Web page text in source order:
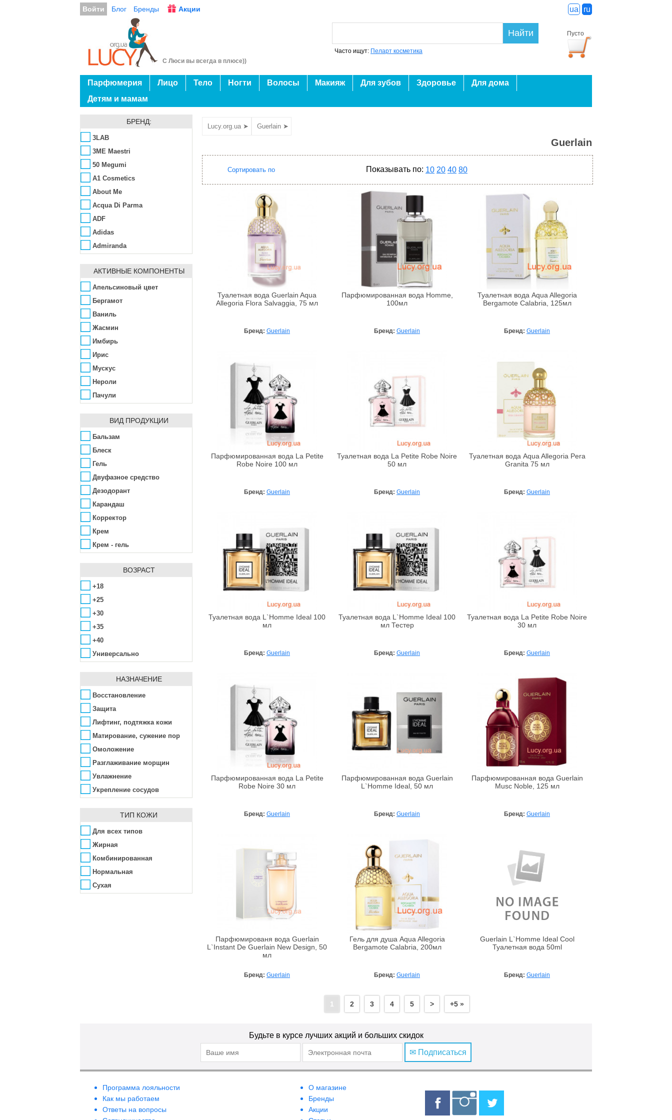
Войти Блог Бренды Акции ua ru
С Люси вы всегда в плюсе))
Пусто
Найти
Часто ищут: Пеларт косметика
Парфюмерия Лицо Тело Ногти Волосы Макияж Для зубов Здоровье
Для дома
Детям и мамам
БРЕНД:
3LAB
3ME Maestri
50 Megumi
A1 Cosmetics
About Me
Acqua Di Parma
ADF
Adidas
Admiranda
Affinity Bay
Agent Provocateur
Ahava
Ainhoa
Alba Botanica
Alfred Dunhill
ALG&SPA
Algologie
Algotherm
Alissa Beauté
AlmaWin
Alpen Dent
Alta Moda
Alter Heideschafer
Amazscent
Ambra
Amouage
Anacis
Angel Schlesser
Anna Lotan
Annick Goutal
Antonio Banderas
ApaCare
Aramis
Archon Vitamin Corporation
Arcocere
Argital
Arkana
Armand Basi
Ascania
Aubrey
Avalon Organics
Awesome Colors
Azzaro
Babe Laboratorios
Bademeisterei
Badgley Mischka
Baldessarini
BeautyHall
Benton
Bheyse
Bio-Logical
АКТИВНЫЕ КОМПОНЕНТЫ
Апельсиновый цвет
Бергамот
Ваниль
Жасмин
Имбирь
Ирис
Мускус
Нероли
Пачули
СпецииВИД ПРОДУКЦИИ
Бальзам
Блеск
Гель
Двуфазное средство
Дезодорант
Карандаш
Корректор
Крем
Крем - гель
Основа
Парфюмированная вода
Подводка
Помада
Пудра
Пудровые румяна
Сыворотка
Тени
Тональный крем
Туалетная вода
Тушь
Флюид
ВОЗРАСТ
+18
+25
+30
+35
+40
Универсально
НАЗНАЧЕНИЕ
Восстановление
Защита
Лифтинг, подтяжка кожи
Матирование, сужение пор
Омоложение
Разглаживание морщин
Увлажнение
Укрепление сосудов
ТИП КОЖИ
Для всех типов
Жирная
Комбинированная
Нормальная
Сухая
Lucy.org.ua ➤ Guerlain ➤
Guerlain
Сортировать по Показывать по: 10 20 40 80
Туалетная вода Guerlain Aqua
Allegoria Flora Salvaggia, 75 мл
Бренд: Guerlain
Парфюмированная вода Homme,
100мл
Бренд: Guerlain
Туалетная вода Aqua Allegoria
Bergamote Calabria, 125мл
Бренд: Guerlain
Парфюмированная вода La Petite
Robe Noire 100 мл
Бренд: Guerlain
Туалетная вода La Petite Robe Noire
50 мл
Бренд: Guerlain
Туалетная вода Aqua Allegoria Pera
Granita 75 мл
Бренд: Guerlain
Туалетная вода L`Homme Ideal 100
мл
Бренд: Guerlain
Туалетная вода L`Homme Ideal 100
мл Тестер
Бренд: Guerlain
Туалетная вода La Petite Robe Noire
30 мл
Бренд: Guerlain
Парфюмированная вода La Petite
Robe Noire 30 мл
Бренд: Guerlain
Парфюмированная вода Guerlain
L`Homme Ideal, 50 мл
Бренд: Guerlain
Парфюмированная вода Guerlain
Musc Noble, 125 мл
Бренд: Guerlain
Парфюмированя вода Guerlain
L`Instant De Guerlain New Design, 50
мл
Бренд: Guerlain
Гель для душа Aqua Allegoria
Bergamote Calabria, 200мл
Бренд: Guerlain
Guerlain L`Homme Ideal Cool
Туалетная вода 50ml
Бренд: Guerlain
1 2 3 4 5 > +5 »
Будьте в курсе лучших акций и больших скидок
✉ Подписаться
Программа лояльности
Как мы работаем
Ответы на вопросы
О магазине
Бренды
Акции